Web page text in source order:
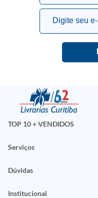
TOP 10 + VENDIDOS
Serviços
Dúvidas
Institucional